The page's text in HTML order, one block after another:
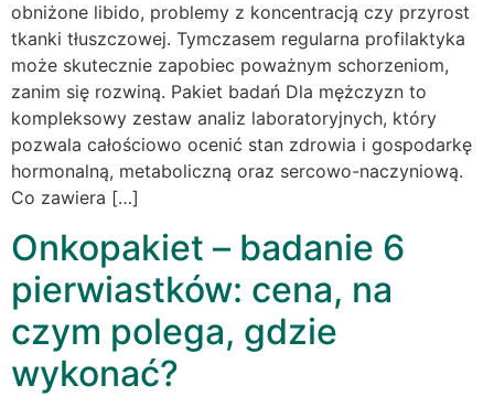
obniżone libido, problemy z koncentracją czy przyrost
tkanki tłuszczowej. Tymczasem regularna profilaktyka
może skutecznie zapobiec poważnym schorzeniom,
zanim się rozwiną. Pakiet badań Dla mężczyzn to
kompleksowy zestaw analiz laboratoryjnych, który
pozwala całościowo ocenić stan zdrowia i gospodarkę
hormonalną, metaboliczną oraz sercowo-naczyniową.
Co zawiera […]
Onkopakiet – badanie 6
pierwiastków: cena, na
czym polega, gdzie
wykonać?